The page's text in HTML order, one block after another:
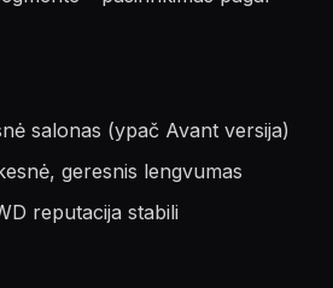
salonas (ypač Avant versija)
geresnis lengvumas
reputacija stabili